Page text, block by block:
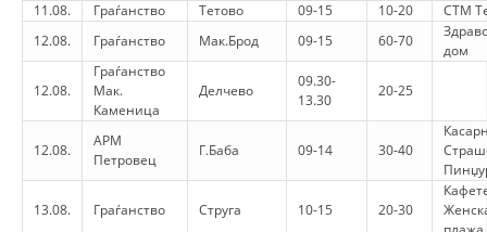
PËRGATITSHMËRI DHE VEPRIM GJATË KATASTROFAVE
EKIPE PËRGJIGJE DISASTER
STACIONIN E UJIT SHPËTIMIT – VODNO
PROJEKTE
MARRDHËNJE ME PUBLIKUN
11.08.
Граѓанство Тетово 09-15 10-20
СТМ
12.08.
Граѓанство Мак.Брод 09-15 60-70
дом
12.08.
Граѓанство
Мак.
Каменица
Делчево
09.30-
13.30
20-25
12.08.
АРМ
Петровец
Г.Баба 09-14 30-40
13.08. Граѓанство Струга 10-15 20-30